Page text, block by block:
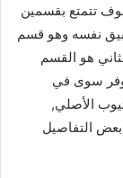
تتمتع بقسمين
نفسه وهو قسم
هو القسم
سوى في
الأصلي,
التفاصيل